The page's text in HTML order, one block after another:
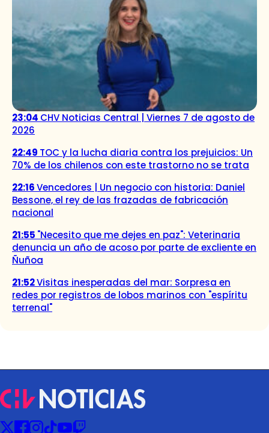
23:04 CHV Noticias Central | Viernes 7 de agosto de
2026
22:49 TOC y la lucha diaria contra los prejuicios: Un
70% de los chilenos con este trastorno no se trata
22:16Vencedores | Un negocio con historia: Daniel
Bessone, el rey de las frazadas de fabricación
nacional
21:55 "Necesito que me dejes en paz": Veterinaria
denuncia un año de acoso por parte de excliente en
Ñuñoa
21:52Visitas inesperadas del mar: Sorpresa en
redes por registros de lobos marinos con "espíritu
terrenal"